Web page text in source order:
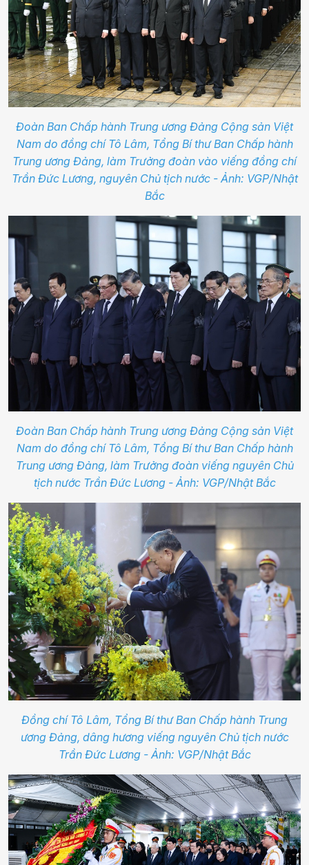
Đoàn Ban Chấp hành Trung ương Đảng Cộng sản Việt
Nam do đồng chí Tô Lâm, Tổng Bí thư Ban Chấp hành
Trung ương Đảng, làm Trưởng đoàn vào viếng đồng chí
Trần Đức Lương, nguyên Chủ tịch nước - Ảnh: VGP/Nhật
Bắc
Đoàn Ban Chấp hành Trung ương Đảng Cộng sản Việt
Nam do đồng chí Tô Lâm, Tổng Bí thư Ban Chấp hành
Trung ương Đảng, làm Trưởng đoàn viếng nguyên Chủ
tịch nước Trần Đức Lương - Ảnh: VGP/Nhật Bắc
Đồng chí Tô Lâm, Tổng Bí thư Ban Chấp hành Trung
ương Đảng, dâng hương viếng nguyên Chủ tịch nước
Trần Đức Lương - Ảnh: VGP/Nhật Bắc